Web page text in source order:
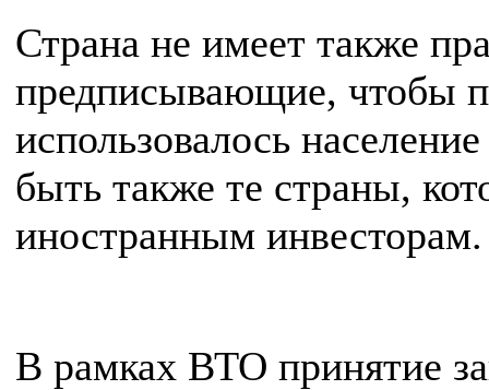
Страна не имеет также
предписывающие, чтобы
использовалось
быть также те страны,
иностранным инвесторам.
В рамках ВТО принятие